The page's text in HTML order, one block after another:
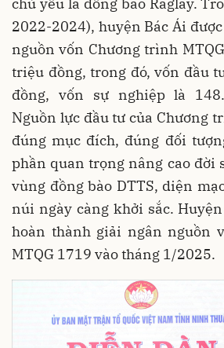
2022-2024), huyện Bác Ái
nguồn vốn Chương trình
triệu đồng, trong đó, vốn đầu
đồng, vốn sự nghiệp là
Nguồn lực đầu tư của Chương
đúng mục đích, đúng đối
phần quan trọng nâng cao đời
vùng đồng bào DTTS, diện
núi ngày càng khởi sắc.
hoàn thành giải ngân nguồn
MTQG 1719 vào tháng 1/2025.